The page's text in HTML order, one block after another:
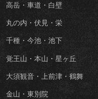
高岳・車道・白壁
丸の内・伏見・栄
千種・今池・池下
覚王山・本山・星ヶ丘
大須観音・上前津・鶴舞
金山・東別院